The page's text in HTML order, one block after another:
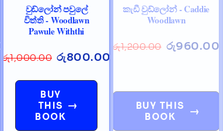
වුඩ්ලෝන් පවුලේ
විත්ති - Woodlawn
Pawule Withthi
රු1,000.00 රු800.00
BUY
THIS
BOOK
→
කැඩී වුඩ්ලෝන් - Caddie
Woodlawn
රු1,200.00 රු960.00
BUY THIS
BOOK
→